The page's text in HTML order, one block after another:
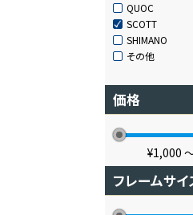
QUOC
SCOTT
SHIMANO
その他
価格
¥1,000
フレームサイ